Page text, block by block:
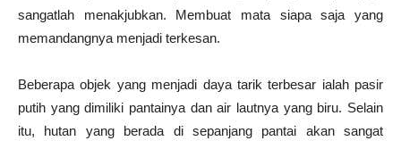
sangatlah menakjubkan. Membuat mata siapa saja yang
memandangnya menjadi terkesan.
Beberapa objek yang menjadi daya tarik terbesar ialah pasir
putih yang dimiliki pantainya dan air lautnya yang biru. Selain
itu, hutan yang berada di sepanjang pantai akan sangat